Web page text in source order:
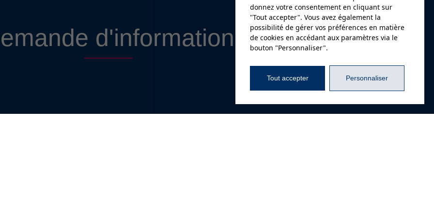
d'information
donnez votre consentement en cliquant sur
"Tout accepter". Vous avez également la
possibilité de gérer vos préférences en matière
de cookies en accédant aux paramètres via le
bouton "Personnaliser".
Tout accepter Personnaliser